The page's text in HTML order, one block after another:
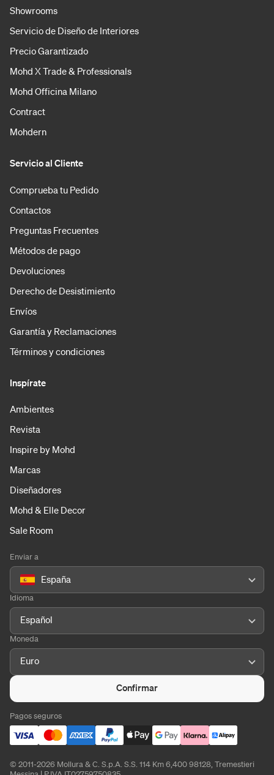
Showrooms
Servicio de Diseño de Interiores
Precio Garantizado
Mohd X Trade & Professionals
Mohd Officina Milano
Contract
Mohdern
Servicio al Cliente
Comprueba tu Pedido
Contactos
Preguntas Frecuentes
Métodos de pago
Devoluciones
Derecho de Desistimiento
Envíos
Garantía y Reclamaciones
Términos y condiciones
Inspírate
Ambientes
Revista
Inspire by Mohd
Marcas
Diseñadores
Mohd & Elle Decor
Sale Room
Enviar a
España
Idioma
Español
Moneda
Euro
Confirmar
Pagos seguros
© 2011-2026 Mollura & C. S.p.A. S.S. 114 Km 6,400 98128, Tremestieri